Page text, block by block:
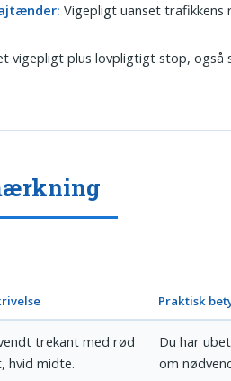
Vigepligt uanset trafikkens
vigepligt plus lovpligtigt stop, også
Praktisk
trekant med rød
hvid midte.
Du har
om